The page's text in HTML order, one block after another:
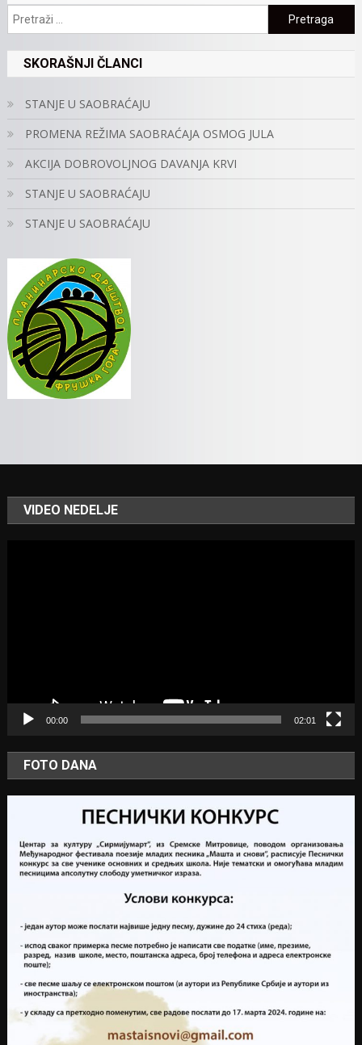
Pretraga:
SKORAŠNJI ČLANCI
STANJE U SAOBRAĆAJU
PROMENA REŽIMA SAOBRAĆAJA OSMOG JULA
AKCIJA DOBROVOLJNOG DAVANJA KRVI
STANJE U SAOBRAĆAJU
STANJE U SAOBRAĆAJU
VIDEO NEDELJE
00:00 02:01
FOTO DANA